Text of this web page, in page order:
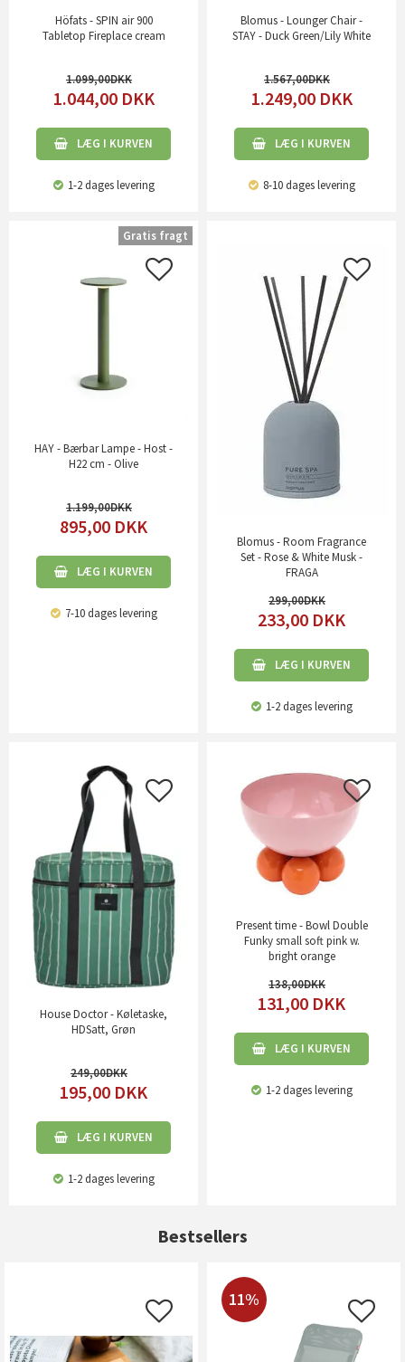
Höfats - SPIN air 900
Tabletop Fireplace cream
1.099,00
1.044,00 DKK
LÆG I KURVEN
1-2 dages levering
Blomus - Lounger Chair -
STAY - Duck Green/Lily White
1.567,00
1.249,00 DKK
LÆG I KURVEN
8-10 dages levering
HAY - Bærbar Lampe - Host -
H22 cm - Olive
1.199,00
895,00 DKK
LÆG I KURVEN
7-10 dages levering
Gratis fragt
Blomus - Room Fragrance
Set - Rose & White Musk -
FRAGA
299,00
233,00 DKK
LÆG I KURVEN
1-2 dages levering
House Doctor - Køletaske,
HDSatt, Grøn
249,00
195,00 DKK
LÆG I KURVEN
1-2 dages levering
Present time - Bowl Double
Funky small soft pink w.
bright orange
138,00
131,00 DKK
LÆG I KURVEN
1-2 dages levering
Bestsellers
11%